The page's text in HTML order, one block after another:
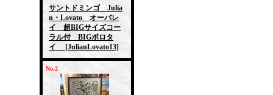
サントドミンゴ Julia
n・Lovato オーバレ
イ 超BIGサイズコー
ラル付 BIGボロタ
イ
[JulianLovato13]
No.2